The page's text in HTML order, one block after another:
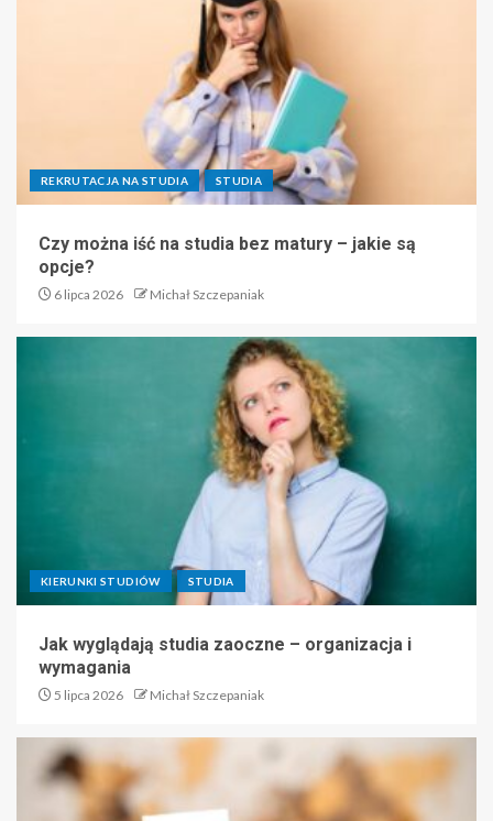
REKRUTACJA NA STUDIA STUDIA
Czy można iść na studia bez matury – jakie są
opcje?
6 lipca 2026 Michał Szczepaniak
KIERUNKI STUDIÓW STUDIA
Jak wyglądają studia zaoczne – organizacja i
wymagania
5 lipca 2026 Michał Szczepaniak